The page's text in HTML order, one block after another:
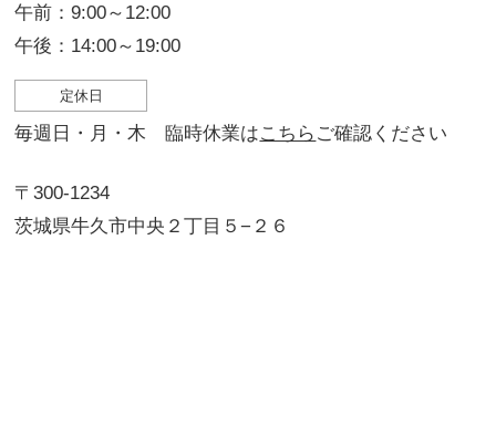
午前：9:00～12:00
午後：14:00～19:00
定休日
毎週日・月・木 臨時休業はこちら ご確認ください
〒300-1234
茨城県牛久市中央２丁目５−２６